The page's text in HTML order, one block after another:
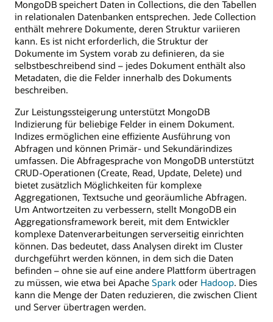
MongoDB speichert Daten in Collections, die den Tabellen
in relationalen Datenbanken entsprechen. Jede Collection
enthält mehrere Dokumente, deren Struktur variieren
kann. Es ist nicht erforderlich, die Struktur der
Dokumente im System vorab zu definieren, da sie
selbstbeschreibend sind – jedes Dokument enthält also
Metadaten, die die Felder innerhalb des Dokuments
beschreiben.
Zur Leistungssteigerung unterstützt MongoDB
Indizierung für beliebige Felder in einem Dokument.
Indizes ermöglichen eine effiziente Ausführung von
Abfragen und können Primär- und Sekundärindizes
umfassen. Die Abfragesprache von MongoDB unterstützt
CRUD-Operationen (Create, Read, Update, Delete) und
bietet zusätzlich Möglichkeiten für komplexe
Aggregationen, Textsuche und georäumliche Abfragen.
Um Antwortzeiten zu verbessern, stellt MongoDB ein
Aggregationsframework bereit, mit dem Entwickler
komplexe Datenverarbeitungen serverseitig einrichten
können. Das bedeutet, dass Analysen direkt im Cluster
durchgeführt werden können, in dem sich die Daten
befinden – ohne sie auf eine andere Plattform übertragen
zu müssen, wie etwa bei Apache Spark oder Hadoop. Dies
kann die Menge der Daten reduzieren, die zwischen Client
und Server übertragen werden.